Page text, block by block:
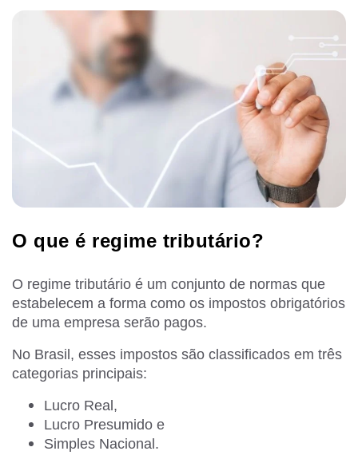
O que é regime tributário?
O regime tributário é um conjunto de normas que
estabelecem a forma como os impostos obrigatórios
de uma empresa serão pagos.
No Brasil, esses impostos são classificados em três
categorias principais:
Lucro Real,
Lucro Presumido e
Simples Nacional.